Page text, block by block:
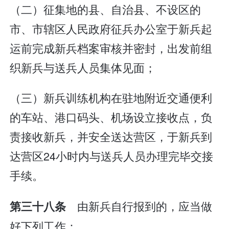
（二）征集地的县、自治县、不设区的
市、市辖区人民政府征兵办公室于新兵起
运前完成新兵档案审核并密封，出发前组
织新兵与送兵人员集体见面；
（三）新兵训练机构在驻地附近交通便利
的车站、港口码头、机场设立接收点，负
责接收新兵，并安全送达营区，于新兵到
达营区24小时内与送兵人员办理完毕交接
手续。
第三十八条 由新兵自行报到的，应当做
好下列工作：